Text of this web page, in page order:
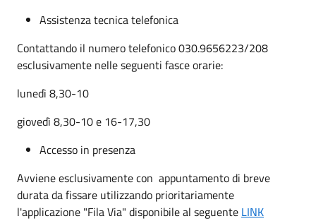
Assistenza tecnica telefonica
Contattando il numero telefonico 030.9656223/208
esclusivamente nelle seguenti fasce orarie:
lunedì 8,30-10
giovedì 8,30-10 e 16-17,30
Accesso in presenza
Avviene esclusivamente con appuntamento di breve
durata da fissare utilizzando prioritariamente
l'applicazione "Fila Via" disponibile al seguente LINK